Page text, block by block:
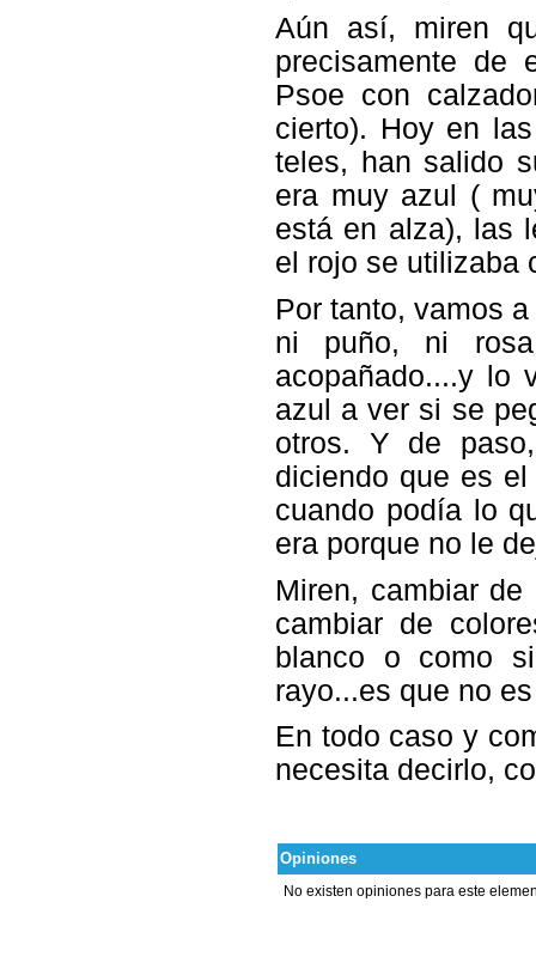
Aún así, miren
precisamente de
Psoe con
cierto). Hoy en
teles, han salido
era muy azul (
está en alza), las
el rojo se utilizaba
Por tanto, vamos
ni puño, ni
acopañado....y lo
azul a ver si se
otros. Y de
diciendo que es
cuando podía lo
era porque no le
Miren, cambiar
cambiar de
blanco o como
rayo...es que no
En todo caso y
necesita decirlo,
Opiniones
No existen opiniones para este